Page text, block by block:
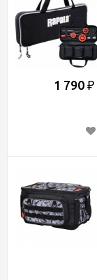
1 790 ₽